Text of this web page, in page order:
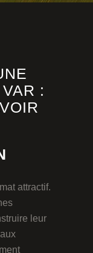
:
attractif.
leur